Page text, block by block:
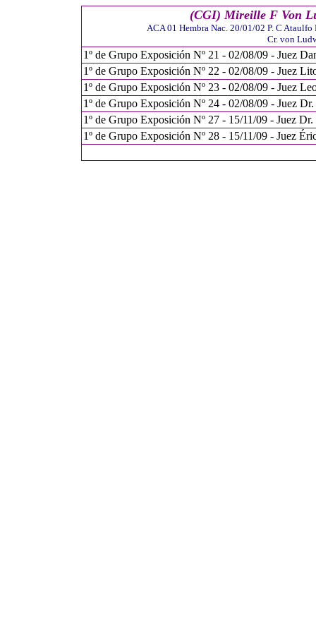
(CGI) Mireille F Von
ACA 01 Hembra Nac. 20/01/02 P. C
Cr. von
1º de Grupo Exposición Nº 21 - 02/08/09 - Juez
1º de Grupo Exposición Nº 22 - 02/08/09 - Juez
1º de Grupo Exposición Nº 23 - 02/08/09 - Juez
1º de Grupo Exposición Nº 24 - 02/08/09 - Juez
1º de Grupo Exposición Nº 27 - 15/11/09 - Juez
1º de Grupo Exposición Nº 28 - 15/11/09 - Juez